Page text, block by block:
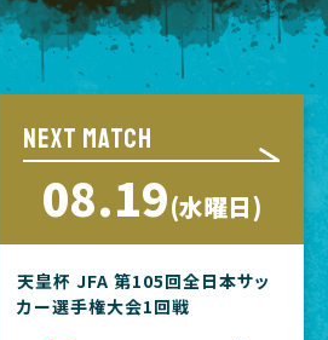
NEXT MATCH
08.19(水曜日)
天皇杯 JFA 第105回全日本サッ
カー選手権大会1回戦